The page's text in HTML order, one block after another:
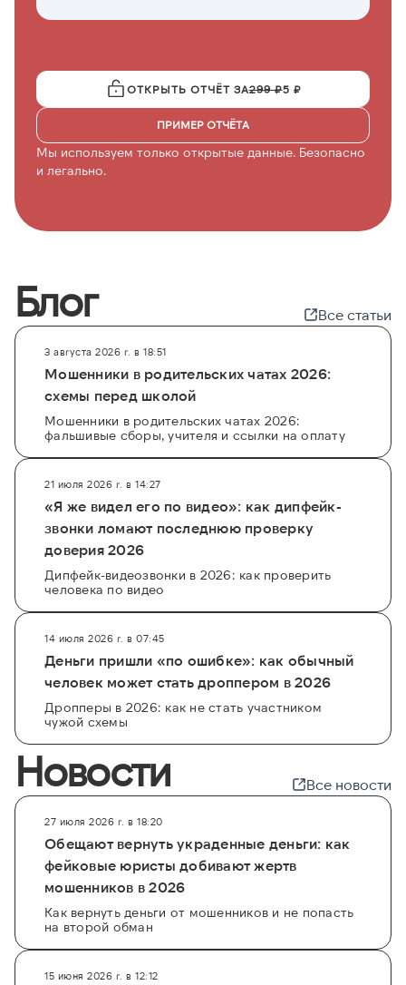
ОТКРЫТЬ ОТЧЁТ ЗА299 ₽5 ₽
ПРИМЕР ОТЧЁТА
Мы используем только открытые данные. Безопасно
и легально.
Блог Все статьи
3 августа 2026 г. в 18:51
Мошенники в родительских чатах 2026:
схемы перед школой
Мошенники в родительских чатах 2026:
фальшивые сборы, учителя и ссылки на оплату
21 июля 2026 г. в 14:27
«Я же видел его по видео»: как дипфейк-
звонки ломают последнюю проверку
доверия 2026
Дипфейк-видеозвонки в 2026: как проверить
человека по видео
14 июля 2026 г. в 07:45
Деньги пришли «по ошибке»: как обычный
человек может стать дроппером в 2026
Дропперы в 2026: как не стать участником
чужой схемы
Новости Все новости
27 июля 2026 г. в 18:20
Обещают вернуть украденные деньги: как
фейковые юристы добивают жертв
мошенников в 2026
Как вернуть деньги от мошенников и не попасть
на второй обман
15 июня 2026 г. в 12:12